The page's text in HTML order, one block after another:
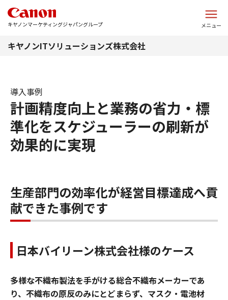
キヤノンマーケティングジャパングループ メニュー
キヤノンITソリューションズ株式会社
計画精度向上と業務の省力・標
準化をスケジューラーの刷新が
効果的に実現
導入事例
生産部門の効率化が経営目標達成へ貢
献できた事例です
日本バイリーン株式会社様のケース
多様な不織布製法を手がける総合不織布メーカーであ
り、不織布の原反のみにとどまらず、マスク・電池材